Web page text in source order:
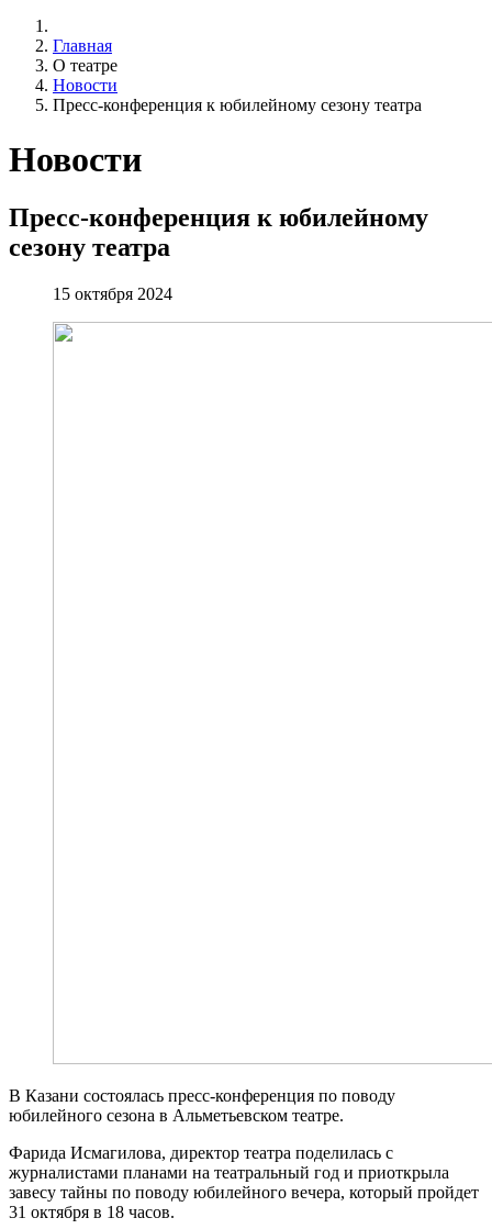
Главная
О театре
Новости
Пресс-конференция к юбилейному сезону театра
Новости
Пресс-конференция к юбилейному
сезону театра
15 октября 2024
В Казани состоялась пресс-конференция по поводу
юбилейного сезона в Альметьевском театре.
Фарида Исмагилова, директор театра поделилась с
журналистами планами на театральный год и приоткрыла
завесу тайны по поводу юбилейного вечера, который пройдет
31 октября в 18 часов.